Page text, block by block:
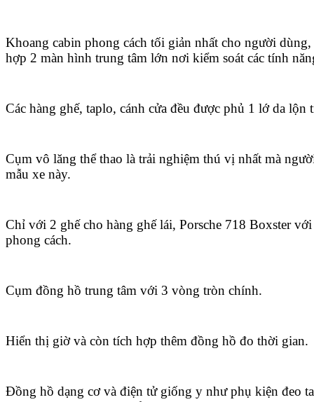
Khoang cabin phong cách tối giản nhất cho người
hợp 2 màn hình trung tâm lớn nơi kiểm soát các tính
Các hàng ghế, taplo, cánh cửa đều được phủ 1 lớ da lộn
Cụm vô lăng thể thao là trải nghiệm thú vị nhất mà
mẫu xe này.
Chỉ với 2 ghế cho hàng ghế lái, Porsche 718 Boxster
phong cách.
Cụm đồng hồ trung tâm với 3 vòng tròn chính.
Hiển thị giờ và còn tích hợp thêm đồng hồ đo thời gian.
Đồng hồ dạng cơ và điện tử giống y như phụ kiện đeo